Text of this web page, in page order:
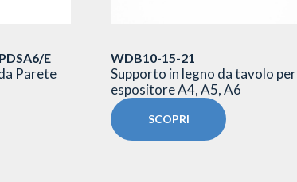
E
Parete
WDB10-15-21
Supporto in legno da tavolo per
espositore A4, A5, A6
SCOPRI